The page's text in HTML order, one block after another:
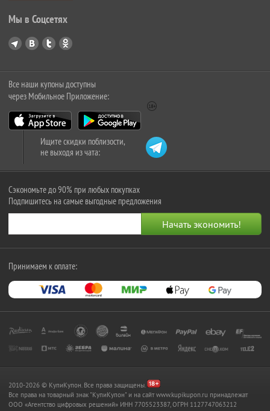
Мы в Соцсетях
Все наши купоны доступны
через Мобильное Приложение:
Ищите скидки поблизости,
не выходя из чата:
Сэкономьте до 90% при любых покупках
Подпишитесь на самые выгодные предложения
Принимаем к оплате:
2010-2026 © КупиКупон. Все права защищены.
Все права на товарный знак "КупиКупон" и на сайт www.kupikupon.ru принадлежат
OOO «Агентство цифровых решений» ИНН 7705523387, ОГРН 1127747063212